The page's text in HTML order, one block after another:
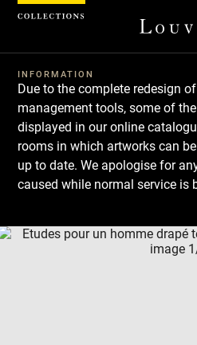
INFORMATION
Due to the complete redesign
management tools, some of
displayed in our online
rooms in which artworks can
up to date. We apologise for
caused while normal service is
Download
Next
Previous
Cookies management panel